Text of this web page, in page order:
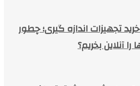
تجهیزات اندازه گیری؛ چطور
را آنلاین بخریم؟